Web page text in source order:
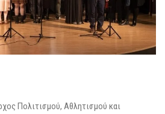
Πολιτισμού, Αθλητισμού και